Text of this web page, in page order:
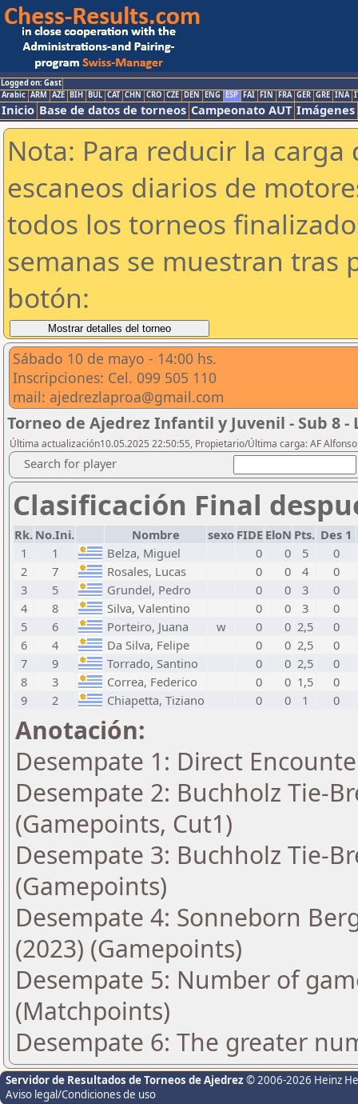
Logged on: Gast
Arabic ARM AZE BIH BUL CAT CHN CRO CZE DEN ENG ESP FAI FIN FRA GER GRE INA
Inicio Base de datos de torneos Campeonato AUT Imágenes
Nota: Para reducir la
escaneos diarios de
todos los torneos
semanas se muestran tras
botón:
Sábado 10 de mayo - 14:00 hs.
Inscripciones: Cel. 099 505 110
mail: ajedrezlaproa@gmail.com
Torneo de Ajedrez Infantil y Juvenil - Sub 8 -
Última actualización10.05.2025 22:50:55, Propietario/Última carga: AF
Search for player
Clasificación Final
Rk. No.Ini. Nombre sexo FIDE EloN Pts. Des 1
1
1 Belza, Miguel 0 0 5
0
2
7 Rosales, Lucas 0 0 4
0
3
5 Grundel, Pedro 0 0 3
0
4
8 Silva, Valentino 0 0 3
0
5
6 Porteiro, Juana w 0 0 2,5
0
6
4 Da Silva, Felipe 0 0 2,5
0
7
9 Torrado, Santino 0 0 2,5
0
8
3 Correa, Federico 0 0 1,5
0
9
2 Chiapetta, Tiziano 0 0 1 0
Anotación:
Desempate 1: Direct
Desempate 2: Buchholz Tie-
(Gamepoints, Cut1)
Desempate 3: Buchholz Tie-
(Gamepoints)
Desempate 4: Sonneborn
(2023) (Gamepoints)
Desempate 5: Number of
(Matchpoints)
Desempate 6: The greater
Servidor de Resultados de Torneos de Ajedrez © 2006-2026 Heinz
Aviso legal/Condiciones de uso